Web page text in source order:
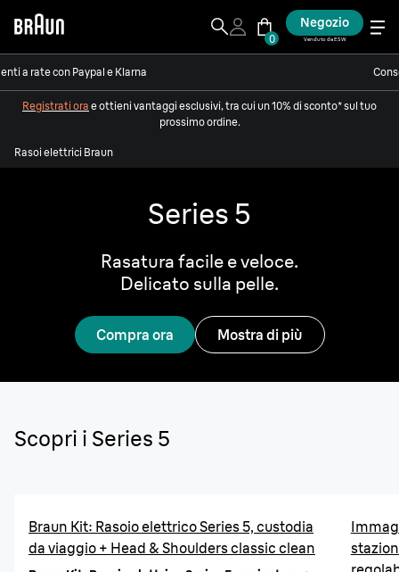
0
Negozio
Venduto da ESW
a rate con Paypal e Klarna
Registrati ora e ottieni vantaggi esclusivi, tra cui un 10% di sconto* sul tuo
prossimo ordine.
Rasoi elettrici Braun
Series 5
Rasatura facile e veloce.
Delicato sulla pelle.
Compra ora Mostra di più
Scopri i Series 5
Braun Kit: Rasoio elettrico Series 5, custodia
da viaggio + Head & Shoulders classic clean